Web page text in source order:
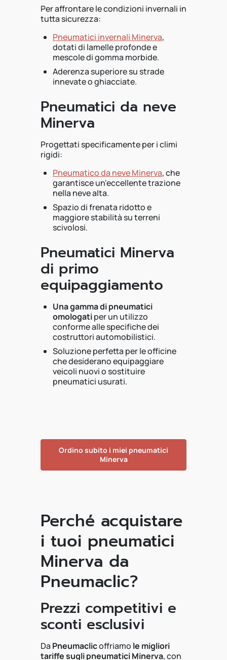
Per affrontare le condizioni invernali in
tutta sicurezza:
Pneumatici invernali Minerva,
dotati di lamelle profonde e
mescole di gomma morbide.
Aderenza superiore su strade
innevate o ghiacciate.
Pneumatici da neve
Minerva
Progettati specificamente per i climi
rigidi:
Pneumatico da neve Minerva, che
garantisce un'eccellente trazione
nella neve alta.
Spazio di frenata ridotto e
maggiore stabilità su terreni
scivolosi.
Pneumatici Minerva
di primo
equipaggiamento
Una gamma di pneumatici
omologatiper un utilizzo
conforme alle specifiche dei
costruttori automobilistici.
Soluzione perfetta per le officine
che desiderano equipaggiare
veicoli nuovi o sostituire
pneumatici usurati.
Ordino subito i miei pneumatici
Minerva
Perché acquistare
i tuoi pneumatici
Minerva da
Pneumaclic?
Prezzi competitivi e
sconti esclusivi
Da Pneumaclicoffriamo le migliori
tariffe sugli pneumatici Minerva, con